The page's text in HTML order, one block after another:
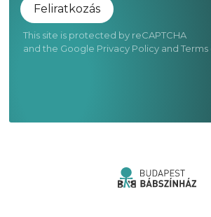
Feliratkozás
This site is protected by reCAPTCHA
and the Google Privacy Policyand